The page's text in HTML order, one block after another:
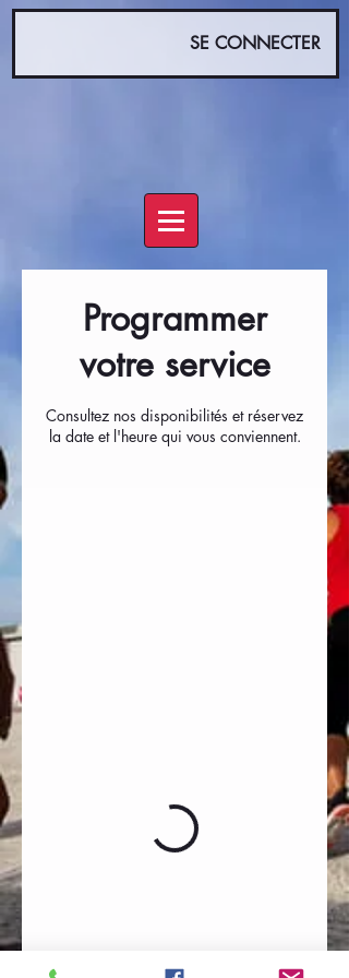
SE CONNECTER
Programmer
votre service
Consultez nos disponibilités et réservez
la date et l'heure qui vous conviennent.